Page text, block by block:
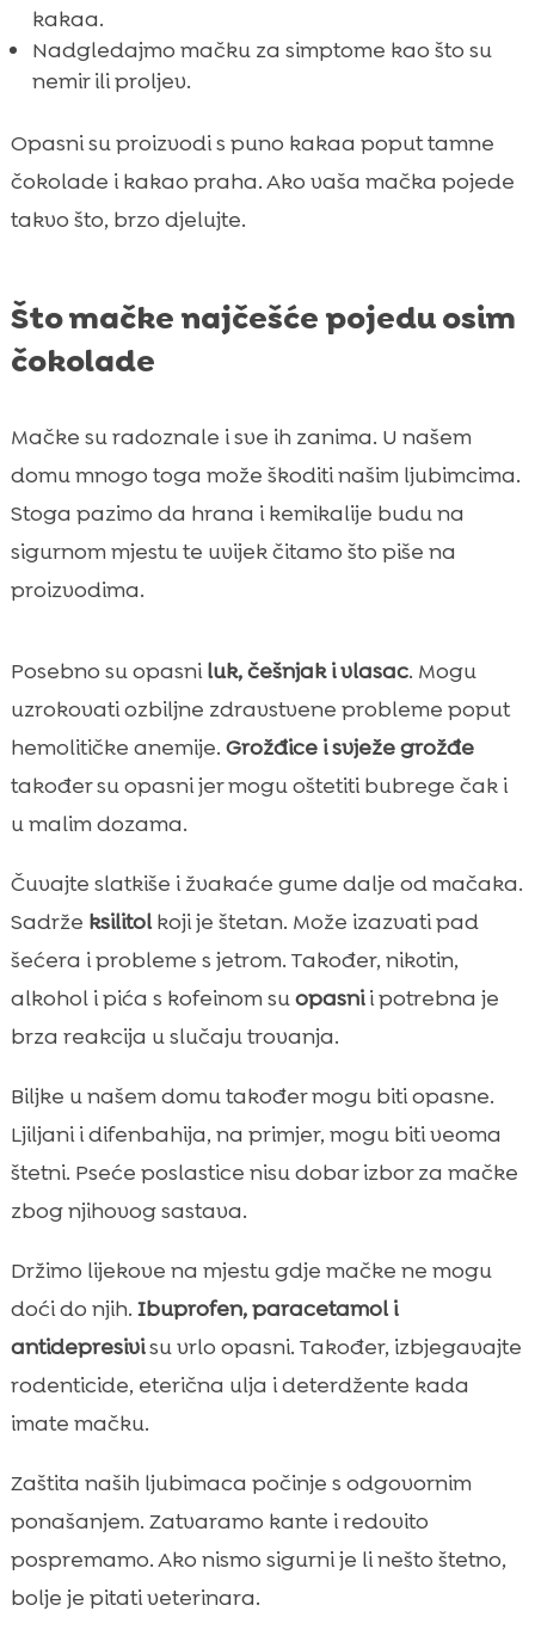
kakaa.
Nadgledajmo mačku za simptome kao što su
nemir ili proljev.
Opasni su proizvodi s puno kakaa poput tamne
čokolade i kakao praha. Ako vaša mačka pojede
takvo što, brzo djelujte.
Što mačke najčešće pojedu osim
čokolade
Mačke su radoznale i sve ih zanima. U našem
domu mnogo toga može škoditi našim ljubimcima.
Stoga pazimo da hrana i kemikalije budu na
sigurnom mjestu te uvijek čitamo što piše na
proizvodima.
Posebno su opasniluk, češnjak i vlasac. Mogu
uzrokovati ozbiljne zdravstvene probleme poput
hemolitičke anemije. Grožđice i svježe grožđe
također su opasni jer mogu oštetiti bubrege čak i
u malim dozama.
Čuvajte slatkiše i žvakaće gume dalje od mačaka.
Sadrže ksilitolkoji je štetan. Može izazvati pad
šećera i probleme s jetrom. Također, nikotin,
alkohol i pića s kofeinom suopasnii potrebna je
brza reakcija u slučaju trovanja.
Biljke u našem domu također mogu biti opasne.
Ljiljani i difenbahija, na primjer, mogu biti veoma
štetni. Pseće poslastice nisu dobar izbor za mačke
zbog njihovog sastava.
Držimo lijekove na mjestu gdje mačke ne mogu
doći do njih. Ibuprofen, paracetamol i
antidepresivisu vrlo opasni. Također, izbjegavajte
rodenticide, eterična ulja i deterdžente kada
imate mačku.
Zaštita naših ljubimaca počinje s odgovornim
ponašanjem. Zatvaramo kante i redovito
pospremamo. Ako nismo sigurni je li nešto štetno,
bolje je pitati veterinara.